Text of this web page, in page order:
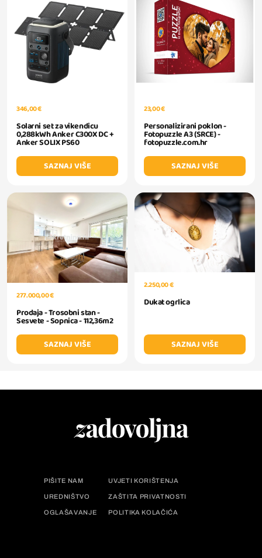
346,00 €
Solarni set za vikendicu
0,288kWh Anker C300X DC +
Anker SOLIX PS60
SAZNAJ VIŠE
23,00 €
Personalizirani poklon -
Fotopuzzle A3 (SRCE) -
fotopuzzle.com.hr
SAZNAJ VIŠE
277.000,00 €
Prodaja - Trosobni stan -
Sesvete - Sopnica - 112,36m2
SAZNAJ VIŠE
2.250,00 €
Dukat ogrlica
SAZNAJ VIŠE
PIŠITE NAM UVJETI KORIŠTENJA
UREDNIŠTVO ZAŠTITA PRIVATNOSTI
OGLAŠAVANJE POLITIKA KOLAČIĆA